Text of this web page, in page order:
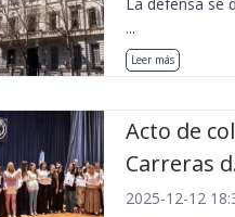
...
Leer más
Acto de
Carreras
2025-12-12